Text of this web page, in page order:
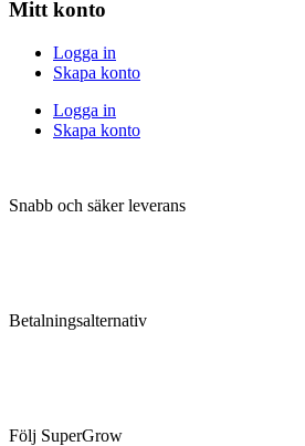
Mitt konto
Logga in
Skapa konto
Logga in
Skapa konto
Snabb och säker leverans
Betalningsalternativ
Följ SuperGrow